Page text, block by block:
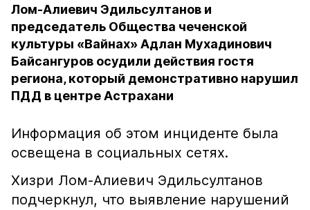
Лом-Алиевич Эдильсултанов и
председатель Общества чеченской
культуры «Вайнах» Адлан Мухадинович
Байсангуров осудили действия гостя
региона, который демонстративно нарушил
ПДД в центре Астрахани
Информация об этом инциденте была
освещена в социальных сетях.
Хизри Лом-Алиевич Эдильсултанов
подчеркнул, что выявление нарушений